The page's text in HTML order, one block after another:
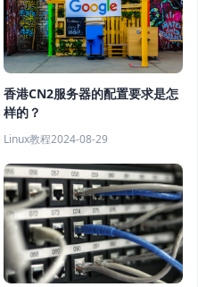
香港CN2服务器的配置要求是怎
样的？
Linux教程2024-08-29